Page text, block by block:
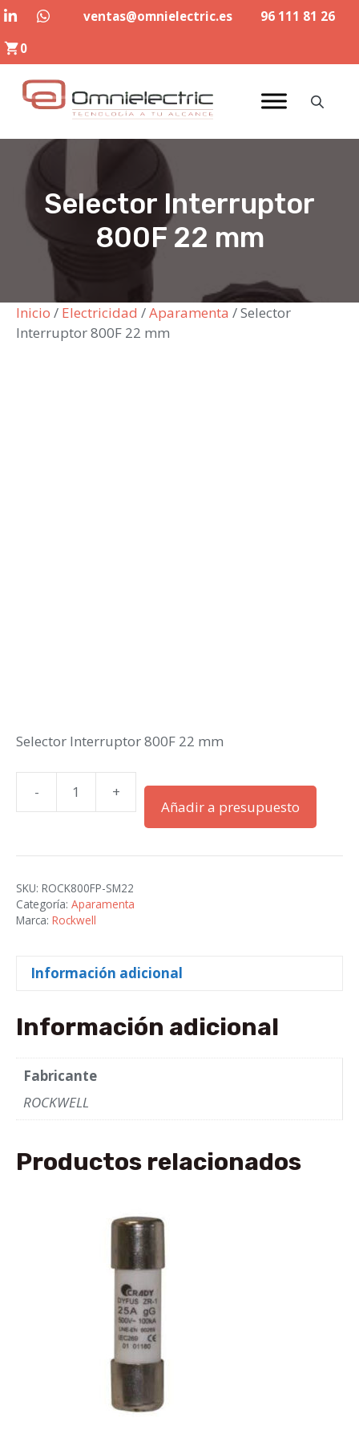
Saltar
contenido
ventas@omnielectric.es
96 111 81 26
0
Selector Interruptor
800F 22 mm
Inicio / Electricidad /Aparamenta / Selector
Interruptor 800F 22 mm
Selector Interruptor 800F 22 mm
-
Selector
Interruptor
22
+
Añadir a presupuesto
SKU: ROCK800FP-SM22
Categoría: Aparamenta
Marca: Rockwell
Información adicional
Información adicional
Fabricante
ROCKWELL
Productos relacionados